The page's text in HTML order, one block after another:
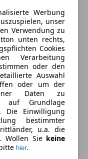
Werbung
unser
Verwendung zu
unten rechts,
Cookies
Verarbeitung
oder den
Auswahl
oder um der
Daten zu
auf Grundlage
Die Einwilligung
bestimmter
u.a. die
Wollen Sie keine
hier.